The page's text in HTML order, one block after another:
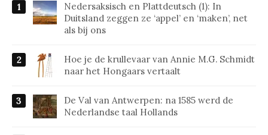
Nedersaksisch en Plattdeutsch (1): In
Duitsland zeggen ze ‘appel’ en ‘maken’, net
als bij ons
Hoe je de krullevaar van Annie M.G. Schmidt
naar het Hongaars vertaalt
De Val van Antwerpen: na 1585 werd de
Nederlandse taal Hollands